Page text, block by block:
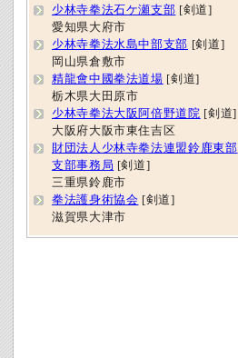
少林寺拳法石ケ瀬支部 [剣道]
愛知県大府市
少林寺拳法水島中部支部 [剣道]
岡山県倉敷市
精龍會中國拳法道場 [剣道]
栃木県大田原市
少林寺拳法大阪阿倍野道院 [剣道]
大阪府大阪市東住吉区
財団法人少林寺拳法連盟鈴鹿東部
支部事務局 [剣道]
三重県鈴鹿市
拳法護身術協会 [剣道]
滋賀県大津市